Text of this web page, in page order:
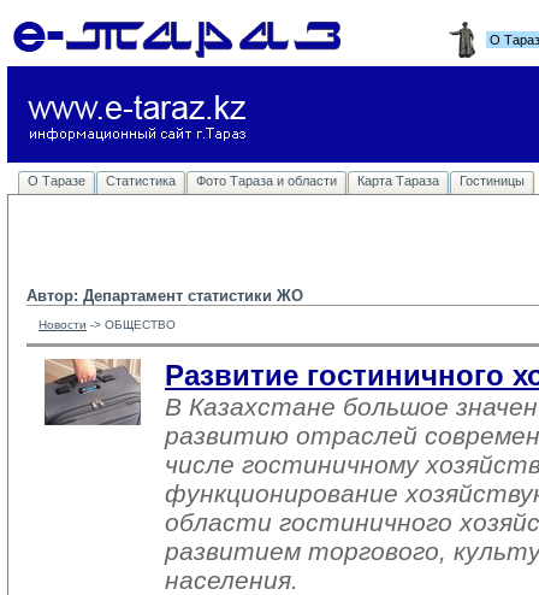
О
О Таразе Статистика Фото Тараза и области Карта Тараза Гостиницы
Автор: Департамент статистики ЖО
Новости -> ОБЩЕСТВО
Развитие гостиничного
В Казахстане большое
развитию отраслей
числе гостиничному
функционирование
области гостиничного
развитием торгового,
населения.